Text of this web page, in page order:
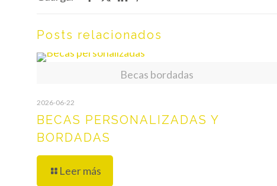
Posts relacionados
Becas bordadas
2026-06-22
BECAS PERSONALIZADAS Y
BORDADAS
Leer más